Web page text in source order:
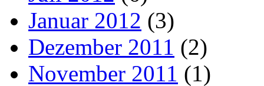
Januar 2012 (3)
Dezember 2011 (2)
November 2011 (1)